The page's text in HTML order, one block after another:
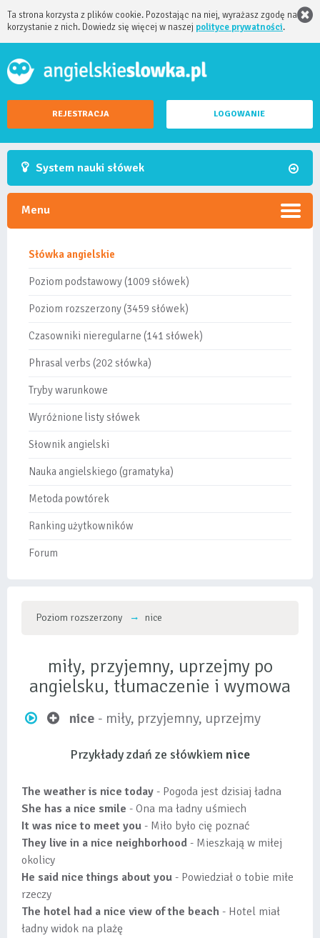
Ta strona korzysta z plików cookie. Pozostając na niej, wyrażasz zgodę na
korzystanie z nich. Dowiedz się więcej w naszej polityce prywatności.
REJESTRACJA LOGOWANIE
System nauki słówek
Menu
Słówka angielskie
Poziom podstawowy (1009 słówek)
Poziom rozszerzony (3459 słówek)
Czasowniki nieregularne (141 słówek)
Phrasal verbs (202 słówka)
Tryby warunkowe
Wyróżnione listy słówek
Słownik angielski
Nauka angielskiego (gramatyka)
Metoda powtórek
Ranking użytkowników
Forum
Poziom rozszerzony nice
miły, przyjemny, uprzejmy po
angielsku, tłumaczenie i wymowa
nice - miły, przyjemny, uprzejmy
Przykłady zdań ze słówkiem nice
The weather is nice today - Pogoda jest dzisiaj ładna
She has a nice smile - Ona ma ładny uśmiech
It was nice to meet you - Miło było cię poznać
They live in a nice neighborhood - Mieszkają w miłej
okolicy
He said nice things about you - Powiedział o tobie miłe
rzeczy
The hotel had a nice view of the beach - Hotel miał
ładny widok na plażę